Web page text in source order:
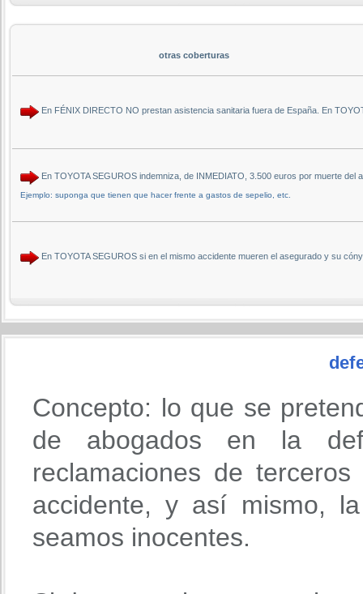
otras coberturas
En FÉNIX DIRECTO NO prestan asistencia sanitaria fuera de España. En
En TOYOTA SEGUROS indemniza, de INMEDIATO, 3.500 euros por muerte
Ejemplo: suponga que tienen que hacer frente a gastos de sepelio, etc.
En TOYOTA SEGUROS si en el mismo accidente mueren el asegurado y su
Concepto: lo que se
de abogados en la
reclamaciones de
accidente, y así mismo,
seamos inocentes.